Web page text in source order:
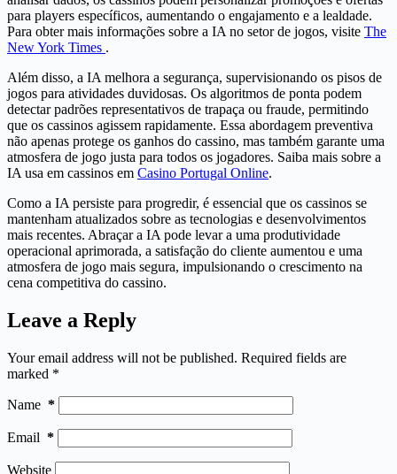
para players específicos, aumentando o engajamento e a lealdade.
Para obter mais informações sobre a IA no setor de jogos, visite The
New York Times .
Além disso, a IA melhora a segurança, supervisionando os pisos de
jogos para atividades duvidosas. Os algoritmos de ponta podem
detectar padrões representativos de trapaça ou fraude, permitindo
que os cassinos agissem rapidamente. Essa abordagem preventiva
não apenas protege os ganhos do cassino, mas também garante uma
atmosfera de jogo justa para todos os jogadores. Saiba mais sobre a
IA usa em cassinos em Casino Portugal Online.
Como a IA persiste para progredir, é essencial que os cassinos se
mantenham atualizados sobre as tecnologias e desenvolvimentos
mais recentes. Abraçar a IA pode levar a uma produtividade
operacional aprimorada, a satisfação do cliente aumentou e uma
atmosfera de jogo mais segura, impulsionando o crescimento na
cena competitiva do cassino.
Leave a Reply
Your email address will not be published. Required fields are
marked *
Name *
Email *
Website